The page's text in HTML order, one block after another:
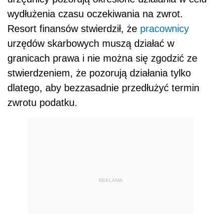
wydłużenia czasu oczekiwania na zwrot.
Resort finansów stwierdził, że pracownicy
urzędów skarbowych muszą działać w
granicach prawa i nie można się zgodzić ze
stwierdzeniem, że pozorują działania tylko
dlatego, aby bezzasadnie przedłużyć termin
zwrotu podatku.
REKLAMA